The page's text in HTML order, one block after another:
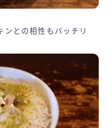
ンとの相性もバッチリ